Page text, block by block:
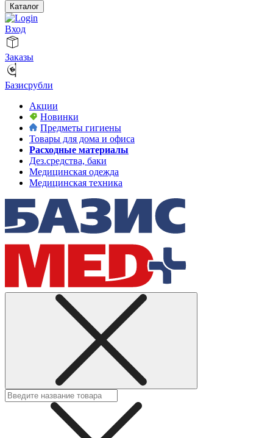
Каталог
Вход
Заказы
Базисрубли
Акции
Новинки
Предметы гигиены
Товары для дома и офиса
Расходные материалы
Дез.средства, баки
Медицинская одежда
Медицинская техника